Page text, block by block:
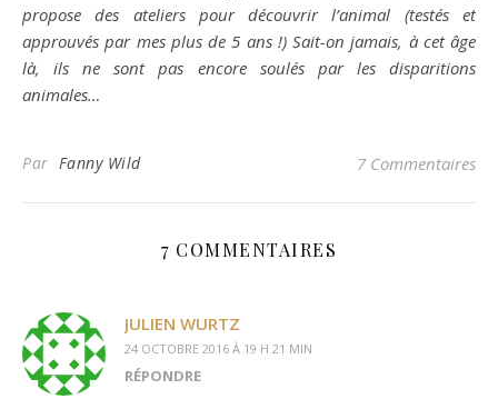
propose des ateliers pour découvrir l’animal (testés et
approuvés par mes plus de 5 ans !) Sait-on jamais, à cet âge
là, ils ne sont pas encore soulés par les disparitions
animales…
Par Fanny Wild 7 Commentaires
7 COMMENTAIRES
JULIEN WURTZ
24 OCTOBRE 2016 À 19 H 21 MIN
RÉPONDRE